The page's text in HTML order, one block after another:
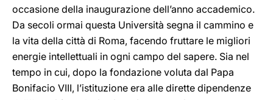
occasione della inaugurazione dell’anno accademico.
Da secoli ormai questa Università segna il cammino e
la vita della città di Roma, facendo fruttare le migliori
energie intellettuali in ogni campo del sapere. Sia nel
tempo in cui, dopo la fondazione voluta dal Papa
Bonifacio VIII, l’istituzione era alle dirette dipendenze